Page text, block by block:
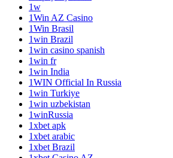
1w
1Win AZ Casino
1Win Brasil
1win Brazil
1win casino spanish
1win fr
1win India
1WIN Official In Russia
1win Turkiye
1win uzbekistan
1winRussia
1xbet apk
1xbet arabic
1xbet Brazil